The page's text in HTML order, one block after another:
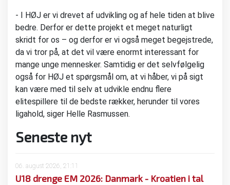
- I HØJ er vi drevet af udvikling og af hele tiden at blive
bedre. Derfor er dette projekt et meget naturligt
skridt for os – og derfor er vi også meget begejstrede,
da vi tror på, at det vil være enormt interessant for
mange unge mennesker. Samtidig er det selvfølgelig
også for HØJ et spørgsmål om, at vi håber, vi på sigt
kan være med til selv at udvikle endnu flere
elitespillere til de bedste rækker, herunder til vores
ligahold, siger Helle Rasmussen.
Seneste nyt
06. august 2026, 21:11
U18 drenge EM 2026: Danmark - Kroatien i tal